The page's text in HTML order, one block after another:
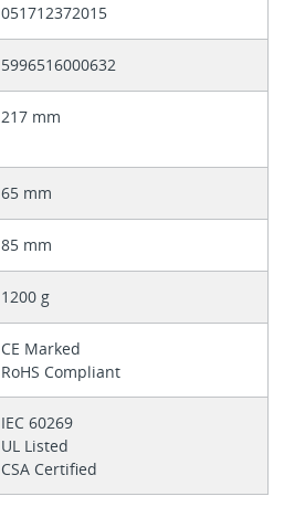
051712372015
5996516000632
217 mm
65 mm
85 mm
1200 g
CE Marked
RoHS Compliant
IEC 60269
UL Listed
CSA Certified